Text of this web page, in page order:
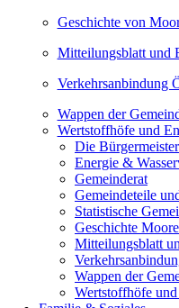
Geschichte von
Mitteilungsblatt und
Verkehrsanbindung
Wappen der
Wertstoffhöfe und
Die Bürgermeister
Energie &
Gemeinderat
Gemeindeteile
Statistische
Geschichte
Mitteilungsblatt
Wappen der
Wertstoffhöfe